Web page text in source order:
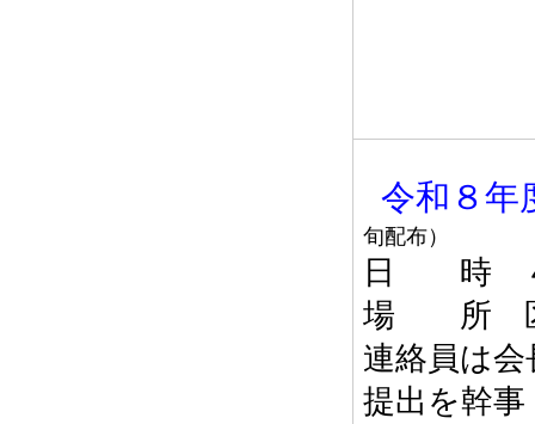
令和８
旬配布）
日 時 ４
場 所 区
連絡員は
提出を幹